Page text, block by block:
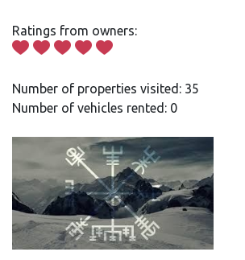
Ratings from owners:
Number of properties visited: 35
Number of vehicles rented: 0